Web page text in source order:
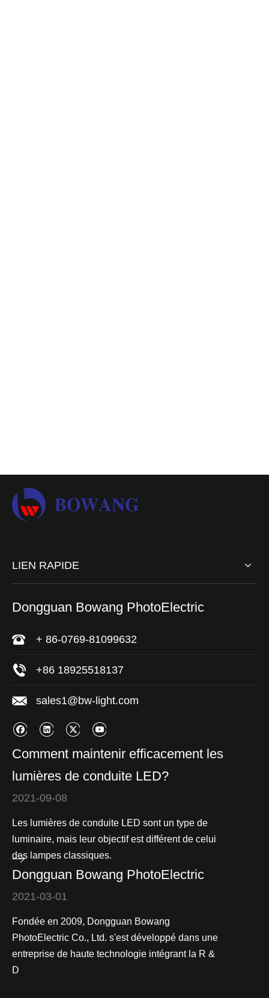
LIEN RAPIDE
Dongguan Bowang PhotoElectric
+ 86-0769-81099632
+86 18925518137
sales1@bw-light.com
Comment maintenir efficacement les
lumières de conduite LED?
2021-09-08
Les lumières de conduite LED sont un type de
luminaire, mais leur objectif est différent de celui
des lampes classiques.
Dongguan Bowang PhotoElectric
2021-03-01
Fondée en 2009, Dongguan Bowang
PhotoElectric Co., Ltd. s'est développé dans une
entreprise de haute technologie intégrant la R &
D